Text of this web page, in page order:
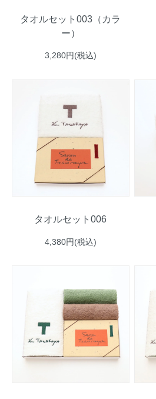
タオルセット003（カラ
ー）
3,280円(税込)
タオルセット006
4,380円(税込)